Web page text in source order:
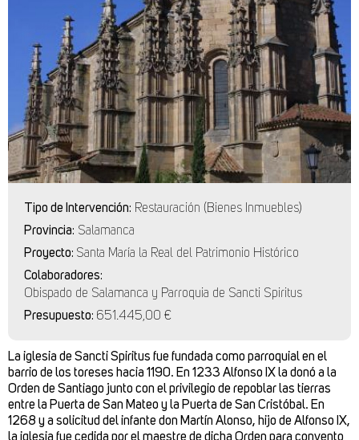
Tipo de Intervención: Restauración (Bienes Inmuebles)
Provincia: Salamanca
Proyecto: Santa María la Real del Patrimonio Histórico
Colaboradores:
Obispado de Salamanca y Parroquia de Sancti Spiritus
Presupuesto: 651.445,00 €
La iglesia de Sancti Spiritus fue fundada como parroquial en el
barrio de los toreses hacia 1190. En 1233 Alfonso IX la donó a la
Orden de Santiago junto con el privilegio de repoblar las tierras
entre la Puerta de San Mateo y la Puerta de San Cristóbal. En
1268 y a solicitud del infante don Martín Alonso, hijo de Alfonso IX,
la iglesia fue cedida por el maestre de dicha Orden para convento